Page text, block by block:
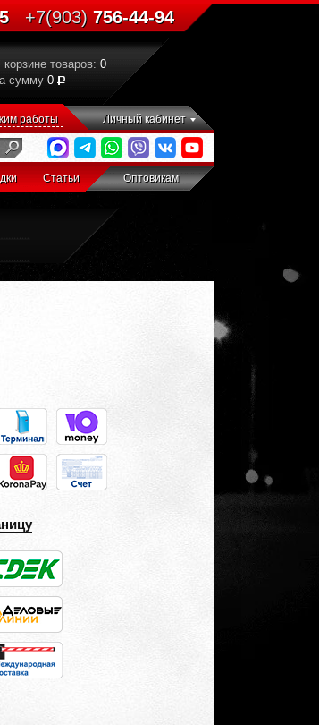
+7(903)756-44-94
корзине товаров: 0
сумму 0
работы Личный кабинет
Статьи Оптовикам